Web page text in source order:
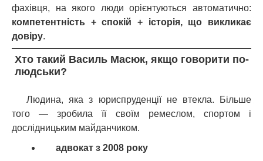
фахівця, на якого люди орієнтуються автоматично:
компетентність + спокій + історія, що викликає
довіру.
Хто такий Василь Масюк, якщо говорити по-
людськи?
Людина, яка з юриспруденції не втекла. Більше
того — зробила її своїм ремеслом, спортом і
дослідницьким майданчиком.
адвокат з 2008 року